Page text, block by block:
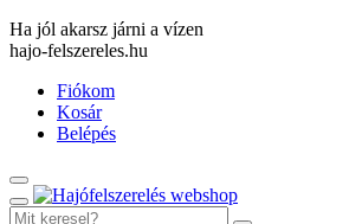
Ha jól akarsz járni a vízen
hajo-felszereles.hu
Fiókom
Kosár
Belépés